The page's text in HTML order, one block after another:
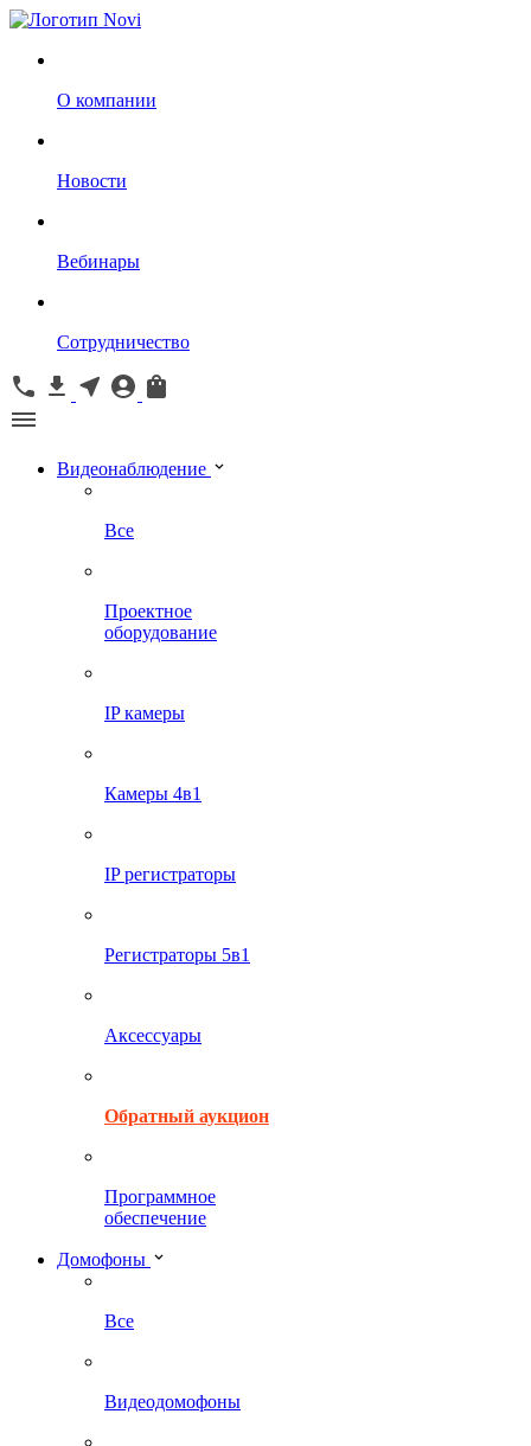
О компании
Новости
Вебинары
Сотрудничество
Видеонаблюдение
Все
Проектное
оборудование
IP камеры
Камеры 4в1
IP регистраторы
Регистраторы 5в1
Аксессуары
Обратный аукцион
Программное
обеспечение
Домофоны
Все
Видеодомофоны